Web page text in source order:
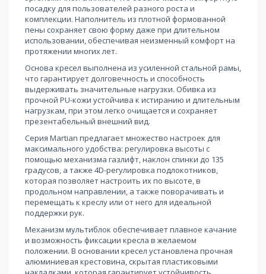
посадку для пользователей разного роста и
комплекции. Наполнитель из плотной формованной
пены сохраняет свою форму даже при длительном
использовании, обеспечивая неизменный комфорт на
протяжении многих лет.
Основа кресел выполнена из усиленной стальной рамы,
что гарантирует долговечность и способность
выдерживать значительные нагрузки. Обивка из
прочной PU-кожи устойчива к истиранию и длительным
нагрузкам, при этом легко очищается и сохраняет
презентабельный внешний вид.
Серия Martian предлагает множество настроек для
максимального удобства: регулировка высоты с
помощью механизма газлифт, наклон спинки до 135
градусов, а также 4D-регулировка подлокотников,
которая позволяет настроить их по высоте, в
продольном направлении, а также поворачивать и
перемещать к креслу или от него для идеальной
поддержки рук.
Механизм мультиблок обеспечивает плавное качание
и возможность фиксации кресла в желаемом
положении. В основании кресел установлена прочная
алюминиевая крестовина, скрытая пластиковыми